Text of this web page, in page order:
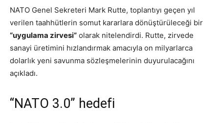
NATO Genel Sekreteri Mark Rutte, toplantıyı geçen yıl
verilen taahhütlerin somut kararlara dönüştürüleceği bir
“uygulama zirvesi” olarak nitelendirdi. Rutte, zirvede
sanayi üretimini hızlandırmak amacıyla on milyarlarca
dolarlık yeni savunma sözleşmelerinin duyurulacağını
açıkladı.
“NATO 3.0” hedefi